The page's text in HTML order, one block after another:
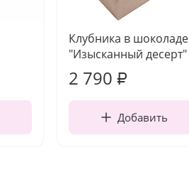
Клубника в шоколаде
"Изысканный десерт"
2 790 ₽
Добавить